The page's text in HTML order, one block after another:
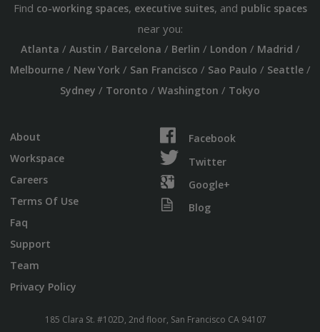
Find co-working spaces, executive suites, and public spaces
near you:
Atlanta / Austin / Barcelona / Berlin / London / Madrid /
Melbourne/ New York/ San Francisco / Sao Paulo / Seattle/
Sydney / Toronto / Washington / Tokyo
About
Workspace
Careers
Terms Of Use
Faq
Support
Team
Privacy Policy
Facebook
Twitter
Google+
Blog
185 Clara St. #102D, 2nd floor, San Francisco CA 94107